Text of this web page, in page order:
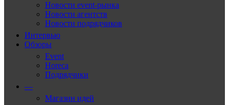
Новости event-рынка
Новости агентств
Новости подрядчиков
Интервью
Обзоры
Event
Horeca
Подрядчики
—
Магазин идей